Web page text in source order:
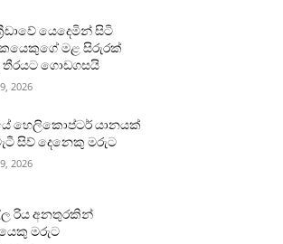
යෙදෙමින් සිටි
මළ සිරුරක්
තීරයට ගොඩගසයි
2026
හෙලිකොප්ටර් යානයක්
සිව් දෙනෙකු මරුට
2026
රිය අනතුරකින්
මරුට